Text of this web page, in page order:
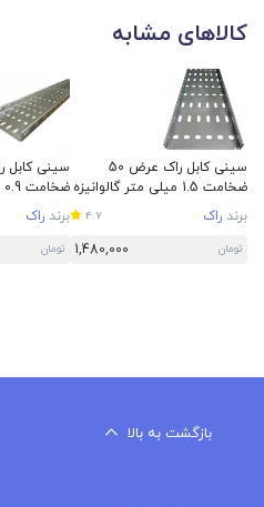
کالاهای مشابه
سینی کابل راک عرض 50
ضخامت 1.5 میلی متر گالوانیزه
سرد
برند راک 4.7
تومان 1,480,000
سرد
برند راک
تومان
بازگشت به بالا